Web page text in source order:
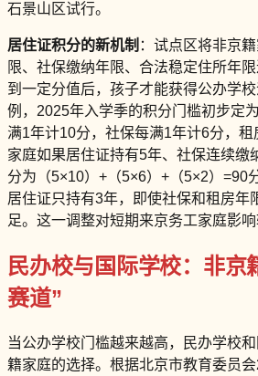
石景山区试行。
居住证积分的新机制 ：试点区将非京
限、社保缴纳年限、合法稳定住所年
到一定分值后，孩子才能获得公办学
例，2025年入学季的积分门槛初步定
满1年计10分，社保每满1年计6分，
家庭如果居住证持有5年、社保连续缴
分为（5×10）+（5×6）+（5×2）=90
居住证只持有3年，即使社保和租房年
足。这一调整对短期来京务工家庭影响
民办校与国际学校：非京
赛道”
当公办学校门槛越来越高，民办学校
籍家庭的选择。根据北京市教育委员